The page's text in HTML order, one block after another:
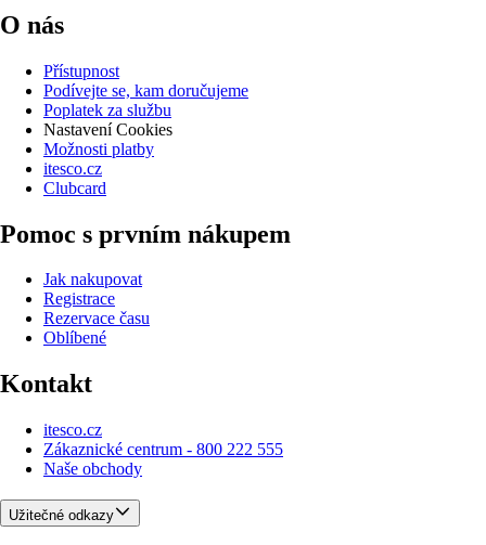
O nás
Přístupnost
Podívejte se, kam doručujeme
Poplatek za službu
Nastavení Cookies
Možnosti platby
itesco.cz
Clubcard
Pomoc s prvním nákupem
Jak nakupovat
Registrace
Rezervace času
Oblíbené
Kontakt
itesco.cz
Zákaznické centrum - 800 222 555
Naše obchody
Užitečné odkazy